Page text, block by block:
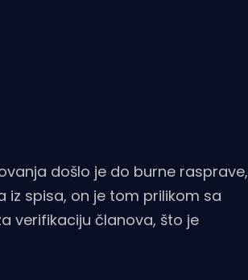
došlo je do burne rasprave,
iz spisa, on je tom prilikom sa
verifikaciju članova, što je